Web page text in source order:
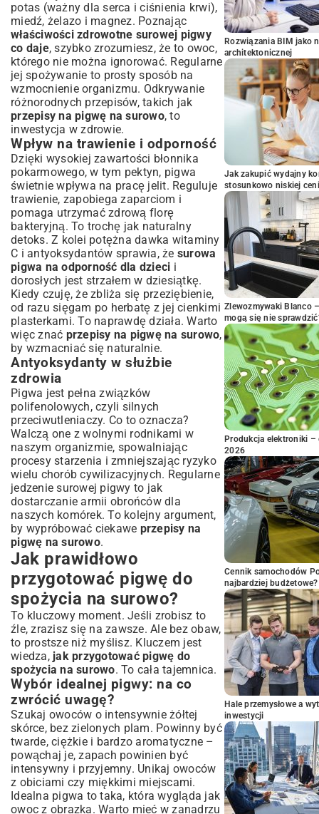
potas (ważny dla serca i ciśnienia krwi),
miedź, żelazo i magnez. Poznając
właściwości zdrowotne surowej pigwy
co daje, szybko zrozumiesz, że to owoc,
którego nie można ignorować. Regularne
jej spożywanie to prosty sposób na
wzmocnienie organizmu. Odkrywanie
różnorodnych przepisów, takich jak
przepisy na pigwę na surowo, to
inwestycja w zdrowie.
Wpływ na trawienie i odporność
Dzięki wysokiej zawartości błonnika
pokarmowego, w tym pektyn, pigwa
świetnie wpływa na pracę jelit. Reguluje
trawienie, zapobiega zaparciom i
pomaga utrzymać zdrową florę
bakteryjną. To trochę jak naturalny
detoks. Z kolei potężna dawka witaminy
C i antyoksydantów sprawia, że surowa
pigwa na odporność dla dzieci i
dorosłych jest strzałem w dziesiątkę.
Kiedy czuję, że zbliża się przeziębienie,
od razu sięgam po herbatę z jej cienkimi
plasterkami. To naprawdę działa. Warto
więc znać przepisy na pigwę na surowo,
by wzmacniać się naturalnie.
Antyoksydanty w służbie
zdrowia
Pigwa jest pełna związków
polifenolowych, czyli silnych
przeciwutleniaczy. Co to oznacza?
Walczą one z wolnymi rodnikami w
naszym organizmie, spowalniając
procesy starzenia i zmniejszając ryzyko
wielu chorób cywilizacyjnych. Regularne
jedzenie surowej pigwy to jak
dostarczanie armii obrońców dla
naszych komórek. To kolejny argument,
by wypróbować ciekawe przepisy na
pigwę na surowo.
Jak prawidłowo
przygotować pigwę do
spożycia na surowo?
To kluczowy moment. Jeśli zrobisz to
źle, zrazisz się na zawsze. Ale bez obaw,
to prostsze niż myślisz. Kluczem jest
wiedza, jak przygotować pigwę do
spożycia na surowo. To cała tajemnica.
Wybór idealnej pigwy: na co
zwrócić uwagę?
Szukaj owoców o intensywnie żółtej
skórce, bez zielonych plam. Powinny być
twarde, ciężkie i bardzo aromatyczne –
powąchaj je, zapach powinien być
intensywny i przyjemny. Unikaj owoców
z obiciami czy miękkimi miejscami.
Idealna pigwa to taka, która wygląda jak
owoc z obrazka. Warto mieć w zanadrzu
Rozwiązania BIM jako
architektonicznej
Jak zakupić wydajny
stosunkowo niskiej
Zlewozmywaki Blanco
mogą się nie
Produkcja elektroniki –
2026
Cennik samochodów
najbardziej budżetowe?
Hale przemysłowe a
inwestycji